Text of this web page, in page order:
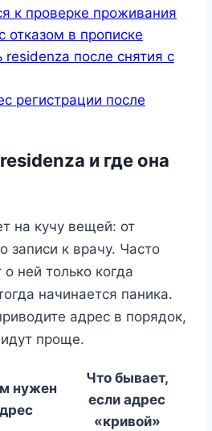
к проверке проживания
отказом в прописке
residenza после снятия с
регистрации после
и где она
на кучу вещей: от
к врачу. Часто
ней только когда
начинается паника.
адрес в порядок,
проще.
нужен
Что бывает,
если адрес
«кривой»